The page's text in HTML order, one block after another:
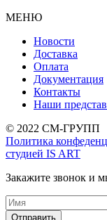
МЕНЮ
Новости
Доставка
Оплата
Документация
Контакты
Наши
© 2022 СМ-ГРУПП
Политика
студией IS ART
Закажите звонок и